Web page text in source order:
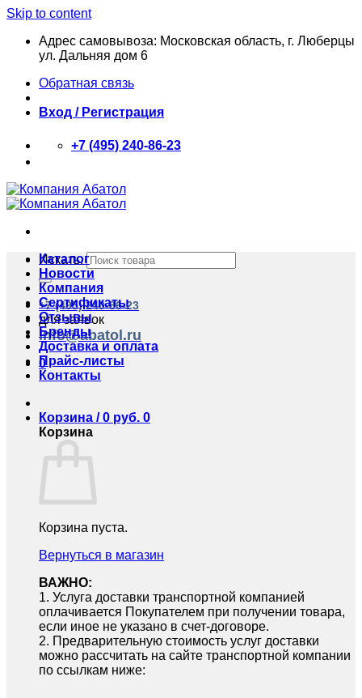
Skip to content
Адрес самовывоза: Московская область, г. Люберцы
ул. Дальняя дом 6
Обратная связь
Вход / Регистрация
+7 (495) 240-86-23
Искать:
+7 (495) 240-86-23
для заявок
info@abatol.ru
0
Каталог
Новости
Компания
Сертификаты
Отзывы
Бренды
Доставка и оплата
Прайс-листы
Контакты
Корзина /0 руб. 0
Корзина
Корзина пуста.
Вернуться в магазин
ВАЖНО:
1.⁠ ⁠Услуга доставки транспортной компанией
оплачивается Покупателем при получении товара,
если иное не указано в счет-договоре.
2.⁠ ⁠Предварительную стоимость услуг доставки
можно рассчитать на сайте транспортной компании
по ссылкам ниже: